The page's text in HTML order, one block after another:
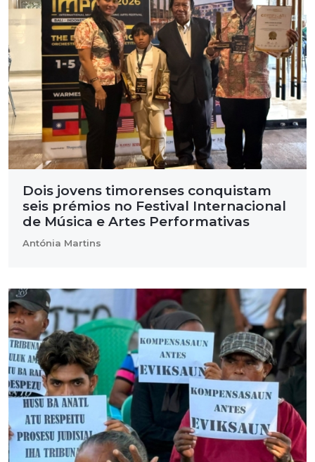
Dois jovens timorenses conquistam
seis prémios no Festival Internacional
de Música e Artes Performativas
Antónia Martins